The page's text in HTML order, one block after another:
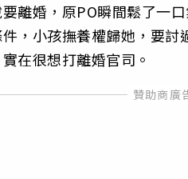
離婚，原PO瞬間鬆了一
，小孩撫養權歸她，要
在很想打離婚官司。